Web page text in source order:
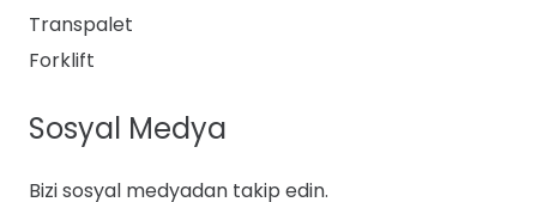
Transpalet
Forklift
Sosyal Medya
Bizi sosyal medyadan takip edin.